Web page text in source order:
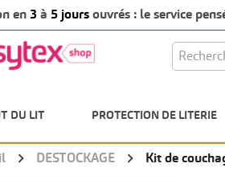
en 3 à 5 joursouvrés : le service
DU LIT PROTECTION DE LITERIE
DESTOCKAGE Kit de